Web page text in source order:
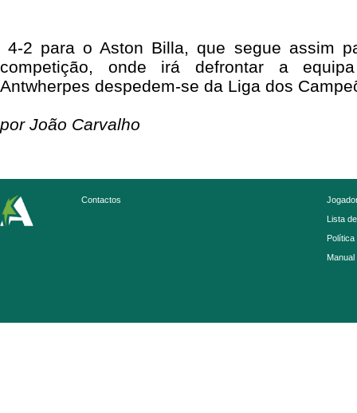
4-2 para o Aston Billa, que segue assim
competição, onde irá defrontar a
Antwherpes despedem-se da Liga dos
por João Carvalho
Contactos
Lista
Política